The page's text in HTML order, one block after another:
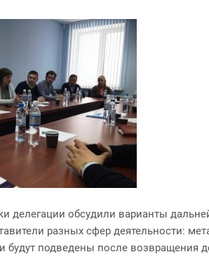
делегации обсудили варианты
разных сфер деятельности:
подведены после возвращения